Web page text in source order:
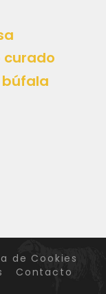
curado
búfala
de Cookies
Contacto